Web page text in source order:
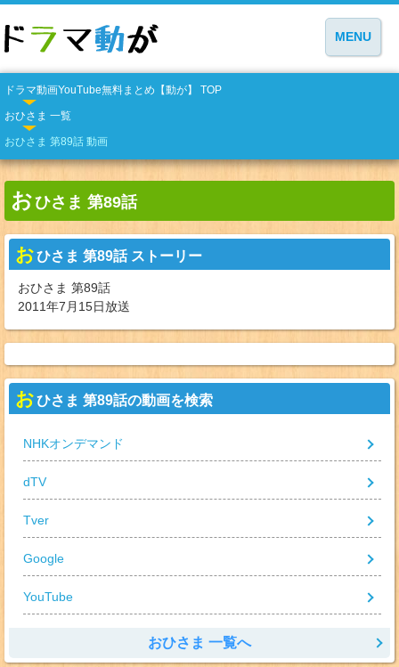
MENU
ドラマ動画YouTube無料まとめ【動が】 TOP
おひさま 一覧
おひさま 第89話 動画
おひさま 第89話
おひさま 第89話 ストーリー
おひさま 第89話
2011年7月15日放送
おひさま 第89話の動画を検索
NHKオンデマンド
dTV
Tver
Google
YouTube
おひさま 一覧へ